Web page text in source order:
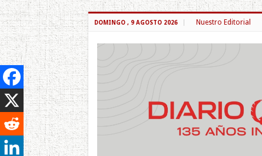
DOMINGO , 9 AGOSTO 2026 Nuestro Editorial